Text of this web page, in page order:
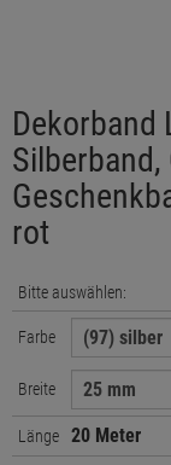
Dekorband
rot
Bitte auswählen:
Farbe
Breite
Länge 20 Meter